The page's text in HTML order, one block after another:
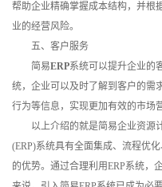
帮助企业精确掌握成本结构，并根
业的经营风险。
五、客户服务
简易ERP系统可以提升企业的
统，企业可以及时了解到客户的需
行为等信息，实现更加有效的市场
以上介绍的就是简易企业资源
(ERP)系统具有全面集成、流程优
的优势。通过合理利用ERP系统，